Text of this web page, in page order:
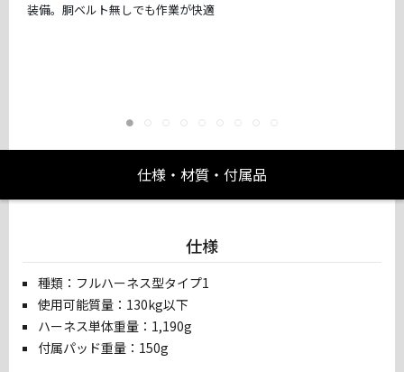
装備。胴ベルト無しでも作業が快適
仕様・材質・付属品
仕様
種類：フルハーネス型タイプ1
使用可能質量：130kg以下
ハーネス単体重量：1,190g
付属パッド重量：150g